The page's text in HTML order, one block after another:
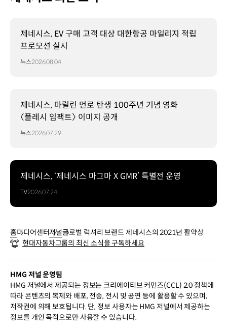
제네시스, EV 구매 고객 대상 대한항공 마일리지 적립
프로모션 실시
뉴스2026.08.04
제네시스, 마릴린 먼로 탄생 100주년 기념 영화
〈플레시 임팩트〉 이미지 공개
뉴스2026.07.29
제네시스, ‘제네시스 마그마 X GMR’ 특별전 운영
TV2026.07.24
홈미디어센터저널글로벌 럭셔리 브랜드 제네시스의 2021년 활약상
현대자동차그룹의 최신 소식을 구독하세요
HMG 저널 운영팀
HMG 저널에서 제공되는 정보는 크리에이티브 커먼즈(CCL) 2.0 정책에
따라 콘텐츠의 복제와 배포, 전송, 전시 및 공연 등에 활용할 수 있으며,
저작권에 의해 보호됩니다. 단, 정보 사용자는 HMG 저널에서 제공하는
정보를 개인 목적으로만 사용할 수 있습니다.